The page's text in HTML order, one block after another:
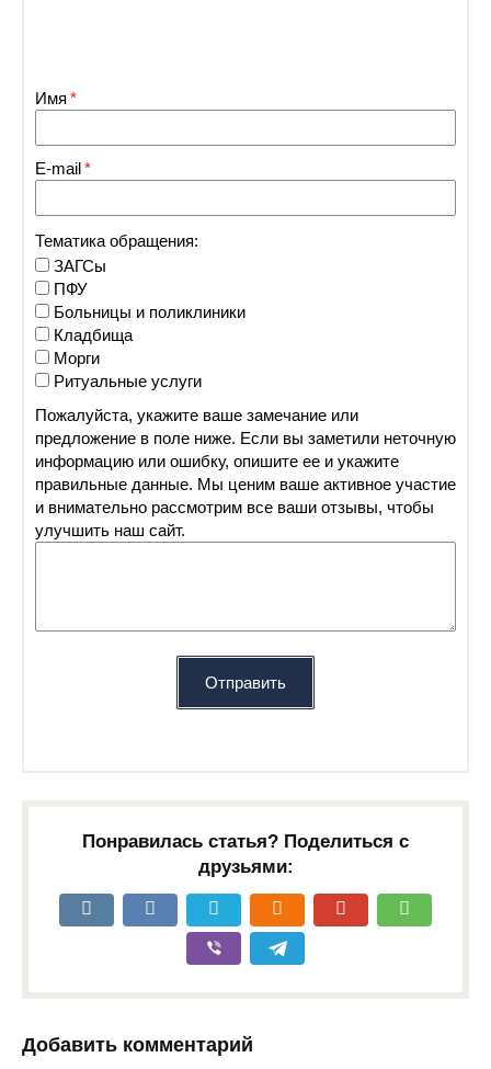
Имя
E-mail
Тематика обращения:
ЗАГСы
ПФУ
Больницы и поликлиники
Кладбища
Морги
Ритуальные услуги
Пожалуйста, укажите ваше замечание или
предложение в поле ниже. Если вы заметили неточную
информацию или ошибку, опишите ее и укажите
правильные данные. Мы ценим ваше активное участие
и внимательно рассмотрим все ваши отзывы, чтобы
улучшить наш сайт.
Отправить
Понравилась статья? Поделиться с
друзьями:
Добавить комментарий